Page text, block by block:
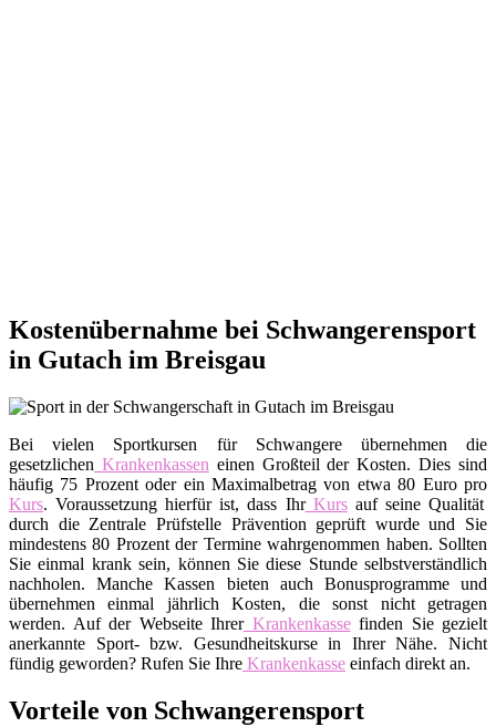
Kostenübernahme bei Schwangerensport
in Gutach im Breisgau
Bei vielen Sportkursen für Schwangere übernehmen die
gesetzlichen Krankenkassen einen Großteil der Kosten. Dies sind
häufig 75 Prozent oder ein Maximalbetrag von etwa 80 Euro pro
Kurs. Voraussetzung hierfür ist, dass IhrKursauf seine Qualität
durch die Zentrale Prüfstelle Prävention geprüft wurde und Sie
mindestens 80 Prozent der Termine wahrgenommen haben. Sollten
Sie einmal krank sein, können Sie diese Stunde selbstverständlich
nachholen. Manche Kassen bieten auch Bonusprogramme und
übernehmen einmal jährlich Kosten, die sonst nicht getragen
werden. Auf der Webseite IhrerKrankenkassefinden Sie gezielt
anerkannte Sport- bzw. Gesundheitskurse in Ihrer Nähe. Nicht
fündig geworden? Rufen Sie Ihre Krankenkasse einfach direkt an.
Vorteile von Schwangerensport